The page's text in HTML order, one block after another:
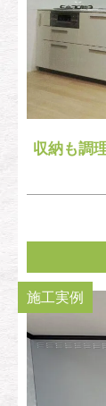
収納も調
施工実例